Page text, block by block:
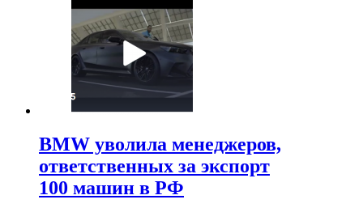
BMW уволила менеджеров,
ответственных за экспорт
100 машин в РФ